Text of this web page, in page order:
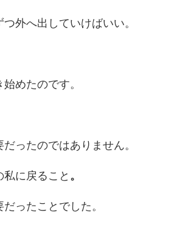
外へ出していけばいい。
めたのです。
ったのではありません。
に戻ること 。
ったことでした。